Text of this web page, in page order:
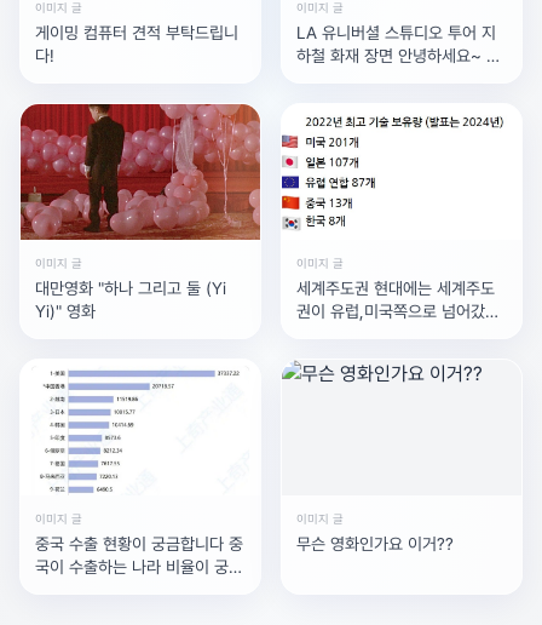
이미지 글
게이밍 컴퓨터 견적 부탁드립니
다!
이미지 글
LA 유니버셜 스튜디오 투어 지
하철 화재 장면 안녕하세요~ 5
셜
이미지 글
대만영화 "하나 그리고 둘 (Yi
Yi)" 영화
이미지 글
세계주도권 현대에는 세계주도
권이 유럽,미국쪽으로 넘어갔지
가는 다시 세계주도권을
이미지 글
중국 수출 현황이 궁금합니다 중
국이 수출하는 나라 비율이 궁금
이미지 글
무슨 영화인가요 이거??